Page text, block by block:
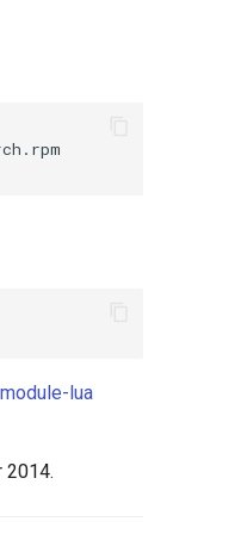
lua
2014.